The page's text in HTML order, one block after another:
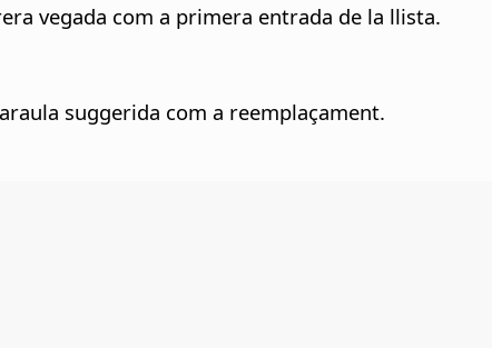
vegada com a primera entrada de la llista.
suggerida com a reemplaçament.